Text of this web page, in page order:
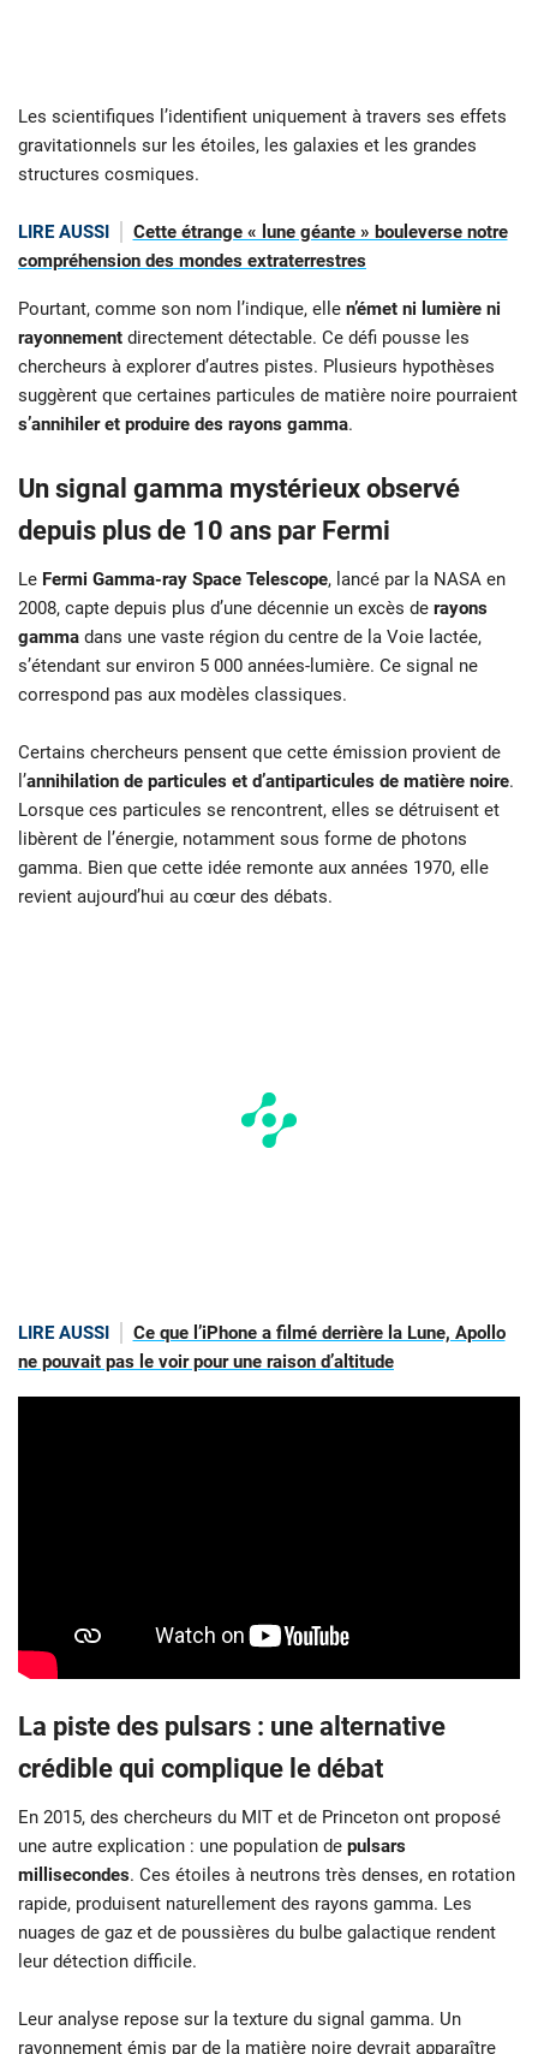
Les scientifiques l’identifient uniquement à travers ses effets
gravitationnels sur les étoiles, les galaxies et les grandes
structures cosmiques.
LIRE AUSSI
Cette étrange « lune géante » bouleverse notre
compréhension des mondes extraterrestres
Pourtant, comme son nom l’indique, elle n’émet ni lumière ni
rayonnement directement détectable. Ce défi pousse les
chercheurs à explorer d’autres pistes. Plusieurs hypothèses
suggèrent que certaines particules de matière noire pourraient
s’annihiler et produire des rayons gamma.
Un signal gamma mystérieux observé
depuis plus de 10 ans par Fermi
Le Fermi Gamma-ray Space Telescope, lancé par la NASA en
2008, capte depuis plus d’une décennie un excès de rayons
gamma dans une vaste région du centre de la Voie lactée,
s’étendant sur environ 5 000 années-lumière. Ce signal ne
correspond pas aux modèles classiques.
Certains chercheurs pensent que cette émission provient de
l’annihilation de particules et d’antiparticules de matière noire.
Lorsque ces particules se rencontrent, elles se détruisent et
libèrent de l’énergie, notamment sous forme de photons
gamma. Bien que cette idée remonte aux années 1970, elle
revient aujourd’hui au cœur des débats.
LIRE AUSSI
Ce que l’iPhone a filmé derrière la Lune, Apollo
ne pouvait pas le voir pour une raison d’altitude
La piste des pulsars : une alternative
crédible qui complique le débat
En 2015, des chercheurs du MIT et de Princeton ont proposé
une autre explication : une population de pulsars
millisecondes. Ces étoiles à neutrons très denses, en rotation
rapide, produisent naturellement des rayons gamma. Les
nuages de gaz et de poussières du bulbe galactique rendent
leur détection difficile.
Leur analyse repose sur la texture du signal gamma. Un
rayonnement émis par de la matière noire devrait apparaître